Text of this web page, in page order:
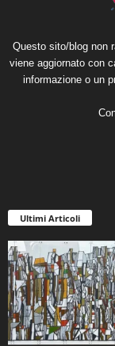
Questo sito/blog non
viene aggiornato con
informazione o un
Ultimi Articoli